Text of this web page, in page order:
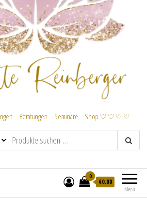
– Beratungen – Seminare – Shop ♡ ♡ ♡ ♡
Menü
0
€0.00